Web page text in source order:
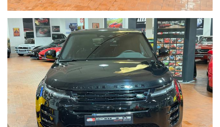
Riceviamo su appuntamento
Per informazioni contatto diretto:
Federico Anversa cell./ Whatsapp 0039 3939487504
Tommaso Costantini cell. / Whatsapp 0039 3887401695
Telefono ufficio 0039 06.83779867 - 0039 06.39915336
PER MAGGIORI FOTO VISITA: www.Montenevegroup.it